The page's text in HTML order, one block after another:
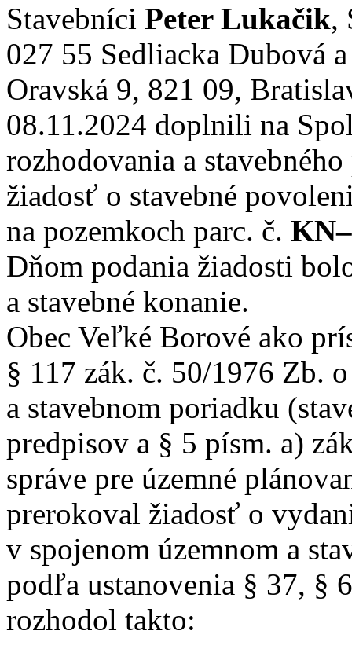
Stavebníci Peter Lukačik,
027 55 Sedliacka Dubová
Oravská 9, 821 09,
08.11.2024 doplnili na
rozhodovania a
žiadosť o stavebné
na pozemkoch parc. č.
Dňom podania žiadosti
a stavebné konanie.
Obec Veľké Borové ako
§ 117 zák. č. 50/1976 Zb.
a stavebnom poriadku
predpisov a § 5 písm. a)
správe pre územné
prerokoval žiadosť o
v spojenom územnom a
podľa ustanovenia § 37, §
rozhodol takto: